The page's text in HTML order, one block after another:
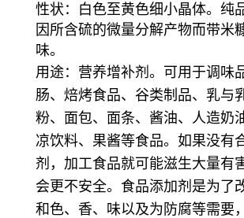
性状：白色至黄色细小晶体。纯
因所含硫的微量分解产物而带米
味。
用途：营养增补剂。 可用于调味
肠、焙烤食品、谷类制品、乳与
粉、面包、面条、酱油、人造奶
凉饮料、果酱等食品。如果没有
剂，加工食品就可能滋生大量有
会更不安全。食品添加剂是为了
和色、香、味以及为防腐等需要